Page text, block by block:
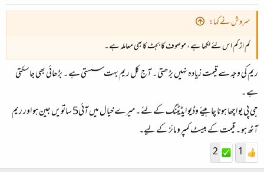
سروش نے کہا:
کم از کم اس لئے لکھا ہے ، موصوف کا بجٹ کا بھی معاملہ ہے ۔
ریم کی وجہ سے قیمت زیادہ نہیں بڑھتی ۔ آج کل ریم بہت سستی ہے ۔ بڑھائی بھی جاسکتی
ہے ۔
جی پی یو اچھا ہونا چاہیئے وڈیو ایڈیٹنگ کے لئے ۔ میرے خیال میں آئی5 ساتویں جین ہو اور ریم
آٹھ ہو ۔ قیمت کے بیسٹ کمپرومائز کے لیے۔
1
2